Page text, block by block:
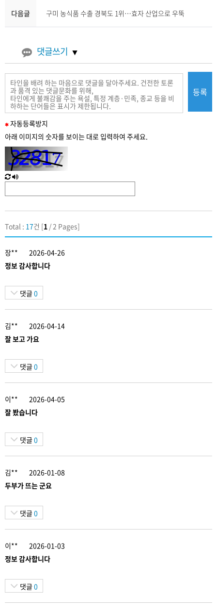
다음글 구미 농식품 수출 경북도 1위…효자 산업으로 우뚝
댓글쓰기
필
수
력
자동등록방지
아래 이미지의 숫자를 보이는 대로 입력하여 주세요.
새
로
침
한
글
성
등록
Total : 17건 [1 / 2 Pages]
장**
2026-04-26
정보 감사합니다
댓글 0
김**
2026-04-14
잘 보고 가요
댓글 0
이**
2026-04-05
잘 봤습니다
댓글 0
김**
2026-01-08
두부가 뜨는 군요
댓글 0
이**
2026-01-03
정보 감사합니다
댓글 0